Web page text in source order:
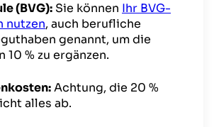
(BVG): Sie können Ihr BVG-
nutzen, auch berufliche
genannt, um die
10 % zu ergänzen.
Achtung, die 20 %
alles ab.